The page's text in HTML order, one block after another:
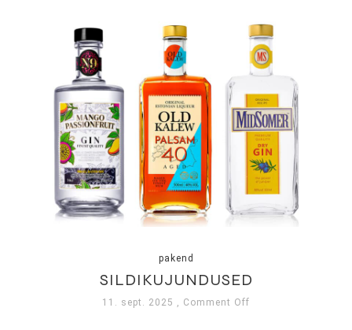
pakend
SILDIKUJUNDUSED
11. sept. 2025 , Comment Off